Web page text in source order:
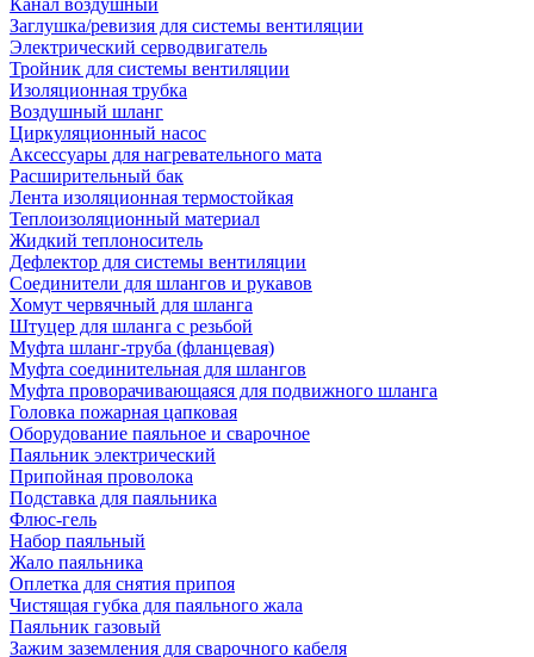
Канал воздушный
Заглушка/ревизия для системы вентиляции
Электрический серводвигатель
Тройник для системы вентиляции
Изоляционная трубка
Воздушный шланг
Циркуляционный насос
Аксессуары для нагревательного мата
Расширительный бак
Лента изоляционная термостойкая
Теплоизоляционный материал
Жидкий теплоноситель
Дефлектор для системы вентиляции
Соединители для шлангов и рукавов
Хомут червячный для шланга
Штуцер для шланга с резьбой
Муфта шланг-труба (фланцевая)
Муфта соединительная для шлангов
Муфта проворачивающаяся для подвижного шланга
Головка пожарная цапковая
Оборудование паяльное и сварочное
Паяльник электрический
Припойная проволока
Подставка для паяльника
Флюс-гель
Набор паяльный
Жало паяльника
Оплетка для снятия припоя
Чистящая губка для паяльного жала
Паяльник газовый
Зажим заземления для сварочного кабеля